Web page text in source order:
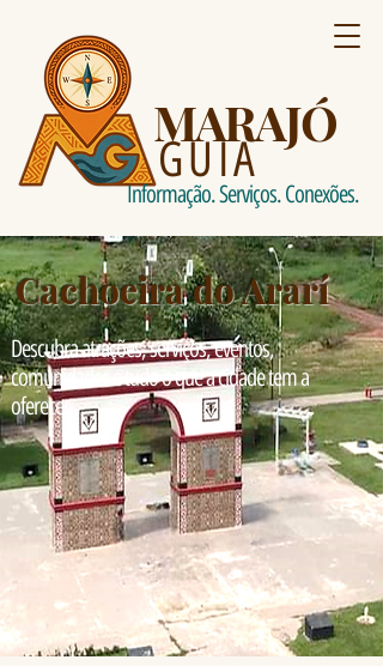
MARAJÓ
GUIA
Informação. Serviços. Conexões.
Cachoeira do Ararí
Descubra atrações, serviços, eventos,
comunidades e tudo o que a cidade tem a
oferecer.